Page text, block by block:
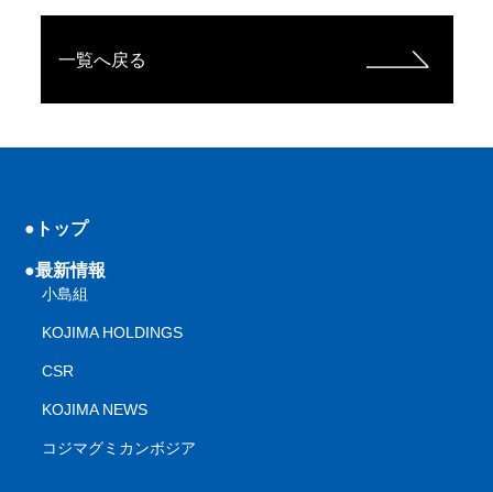
一覧へ戻る
●トップ
●最新情報
小島組
KOJIMA HOLDINGS
CSR
KOJIMA NEWS
コジマグミカンボジア